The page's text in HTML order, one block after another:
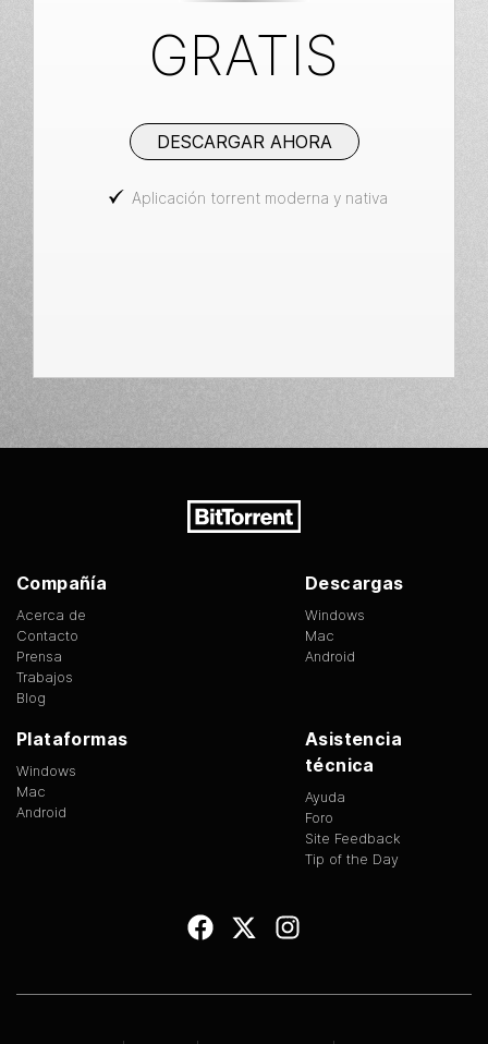
GRATIS
DESCARGAR AHORA
Aplicación torrent moderna y nativa
Compañía
Acerca de
Contacto
Prensa
Trabajos
Blog
Descargas
Windows
Mac
Android
Plataformas
Windows
Mac
Android
Asistencia
técnica
Ayuda
Foro
Site Feedback
Tip of the Day